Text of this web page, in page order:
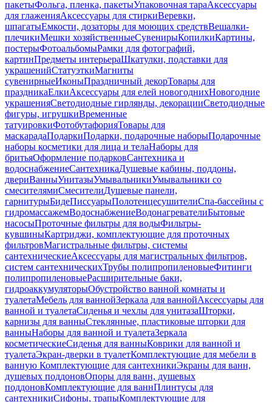
пакетыФольга, пленка, пакетыУпаковочная тараАксессуары
для глаженияАксессуары для стиркиВеревки,
шпагатыЕмкости, дозаторы для моющих средствВешалки-
плечикиМешки хозяйственныеСувенирыКопилкиКартины,
постерыФотоальбомыРамки для фотографий,
картинПредметы интерьераШкатулки, подставки для
украшенийСтатуэткиМагниты
сувенирныеИконыПраздничный декорТовары для
праздникаЕлкиАксессуары для елей новогоднихНовогодние
украшенияСветодиодные гирлянды, декорацииСветодиодные
фигуры, игрушкиВременные
татуировкиФотобутафорияТовары для
маскарадаПодаркиПодарки, подарочные наборыПодарочные
наборы косметики для лица и телаНаборы для
бритьяОформление подарковСантехника и
водоснабжениеСантехникаДушевые кабины, поддоны,
двериВанныУнитазыУмывальникиУмывальники со
смесителямиСмесителиДушевые панели,
гарнитурыБидеПиссуарыПолотенцесушителиСпа-бассейны с
гидромассажемВодоснабжениеВодонагревателиБытовые
насосыПроточные фильтры для водыФильтры-
кувшиныКартриджи, комплектующие для проточных
фильтровМагистральные фильтры, системы
сантехническиеАксессуары для магистральных фильтров,
систем сантехническихТрубы полипропиленовыеФитинги
полипропиленовыеРасширительные баки,
гидроаккумуляторыОбустройство ванной комнаты и
туалетаМебель для ваннойЗеркала для ваннойАксессуары для
ванной и туалетаСиденья и чехлы для унитазаШторки,
карнизы для ванныСтеклянные, пластиковые шторки для
ванныНаборы для ванной и туалетаЗеркала
косметическиеСиденья для ванныКоврики для ванной и
туалетаЭкран-дверки в туалетКомплектующие для мебели в
ванную Комплектующие для сантехникиЭкраны для ванн,
душевых поддоновОпоры для ванн, душевых
поддоновКомплектующие для ваннПлинтусы для
сантехникиСифоны, трапыКомплектующие для